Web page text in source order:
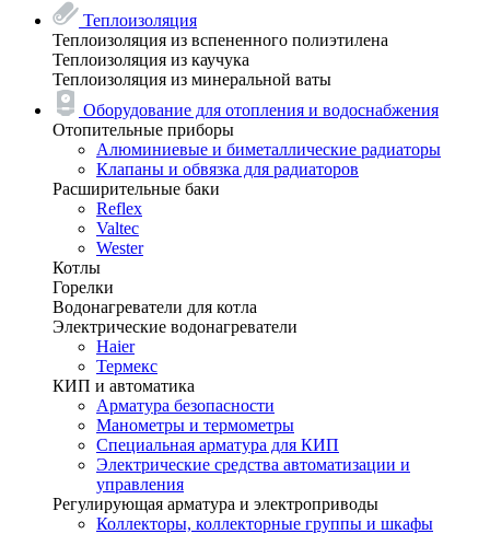
Теплоизоляция
Теплоизоляция из вспененного полиэтилена
Теплоизоляция из каучука
Теплоизоляция из минеральной ваты
Оборудование для отопления и водоснабжения
Отопительные приборы
Алюминиевые и биметаллические радиаторы
Клапаны и обвязка для радиаторов
Расширительные баки
Reflex
Valtec
Wester
Котлы
Горелки
Водонагреватели для котла
Электрические водонагреватели
Haier
Термекс
КИП и автоматика
Арматура безопасности
Манометры и термометры
Специальная арматура для КИП
Электрические средства автоматизации и
управления
Регулирующая арматура и электроприводы
Коллекторы, коллекторные группы и шкафы